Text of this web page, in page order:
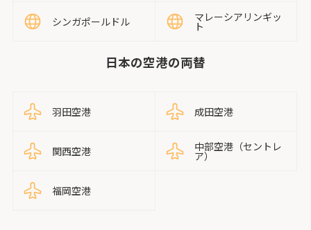
シンガポールドル マレーシアリンギッ
ト
日本の空港の両替
羽田空港 成田空港
関西空港 中部空港（セントレ
ア）
福岡空港